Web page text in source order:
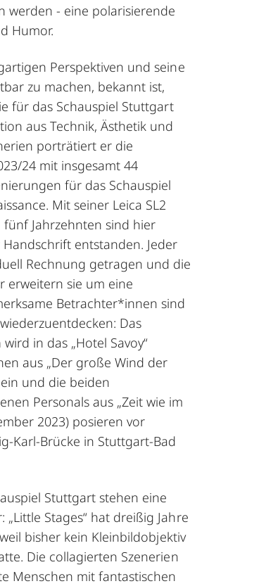
werden - eine polarisierende
Humor.
Perspektiven und seine
zu machen, bekannt ist,
für das Schauspiel Stuttgart
aus Technik, Ästhetik und
porträtiert er die
24 mit insgesamt 44
für das Schauspiel
Mit seiner Leica SL2
Jahrzehnten sind hier
entstanden. Jeder
Rechnung getragen und die
erweitern sie um eine
Betrachter*innen sind
Das
in das „Hotel Savoy“
aus „Der große Wind der
und die beiden
Personals aus „Zeit wie im
2023) posieren vor
Karl-Brücke in Stuttgart-Bad
Stuttgart stehen eine
Stages“ hat dreißig Jahre
bisher kein Kleinbildobjektiv
Die collagierten Szenerien
Menschen mit fantastischen